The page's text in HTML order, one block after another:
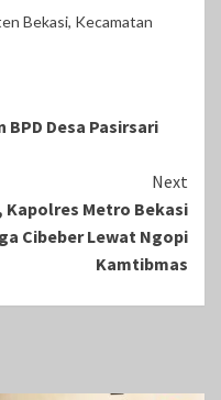
Bekasi, Kecamatan
Desa Pasirsari
Next
Kapolres Metro Bekasi
Cibeber Lewat Ngopi
Kamtibmas